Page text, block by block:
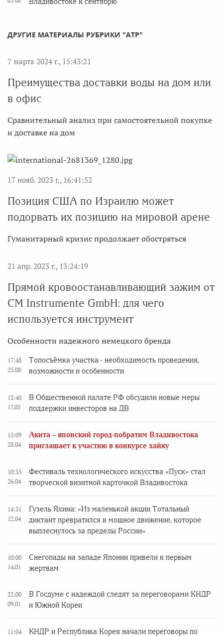
ДРУГИЕ МАТЕРИАЛЫ РУБРИКИ "АТР"
7 марта 2024 г., 15:43:21
Преимущества доставки воды на дом или
в офис
Сравнительный анализ при самостоятельной покупке
и доставке на дом
17 нояб. 2023 г., 16:41:52
Позиция США по Израилю может
подорвать их позицию на мировой арене
Гуманитарный кризис продолжает обостряться
21 апр. 2023 г., 13:24:19
Прямой кровоостанавливающий зажим от
CM Instrumente GmbH: для чего
используется инструмент
Особенности надежного немецкого бренда
17:48
25.08
Топосъёмка участка - необходимость проведения,
возможности и особенности
13:40
17.05
В Общественной палате РФ обсудили новые меры
поддержки инвесторов на ДВ
15:09
28.04
Акита – японский город-побратим Владивостока
приглашает к участию в конкурсе хайку
10:35
26.04
Фестиваль технологического искусства «Пуск» стал
творческой визитной карточкой Владивостока
14:31
12.04
Гузель Яхина: «Из маленькой акции Тотальный
диктант превратился в мощное движение, которое
выплеснулось за пределы России»
10:00
14.01
Снегопады на западе Японии привели к первым
жертвам
22:00
09.01
В Госдуме с надеждой следят за переговорами КНДР
и Южной Кореи
11:04
КНДР и Республика Корея начали переговоры по